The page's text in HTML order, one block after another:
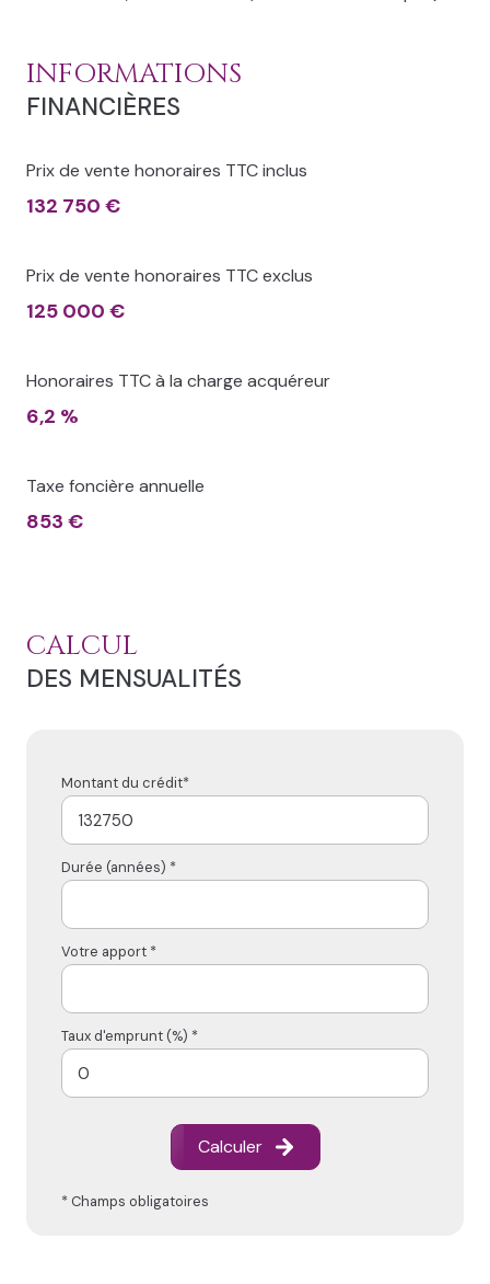
INFORMATIONS
FINANCIÈRES
Prix de vente honoraires TTC inclus
132 750 €
Prix de vente honoraires TTC exclus
125 000 €
Honoraires TTC à la charge acquéreur
6,2 %
Taxe foncière annuelle
853 €
CALCUL
DES MENSUALITÉS
Montant du crédit*
Durée (années) *
Votre apport *
Taux d'emprunt (%) *
Calculer
* Champs obligatoires